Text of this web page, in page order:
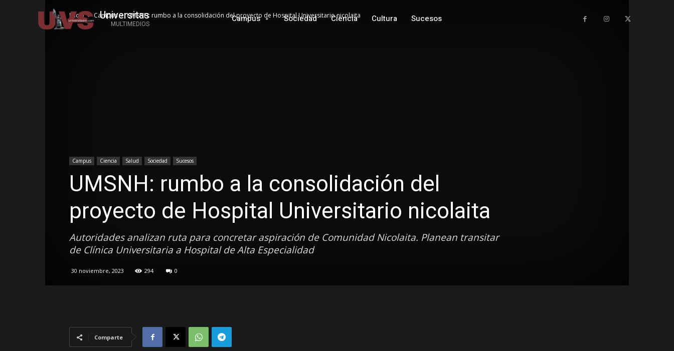
Universitas
MULTIMEDIOS
Campus Sociedad Ciencia Cultura Sucesos
Inicio Campus UMSNH: rumbo a la consolidación del proyecto de Hospital Universitario nicolaita
Campus Ciencia Salud Sociedad Sucesos
UMSNH: rumbo a la consolidación del
proyecto de Hospital Universitario nicolaita
Autoridades analizan ruta para concretar aspiración de Comunidad Nicolaita. Planean transitar
de Clínica Universitaria a Hospital de Alta Especialidad
30 noviembre, 2023 294 0
Comparte